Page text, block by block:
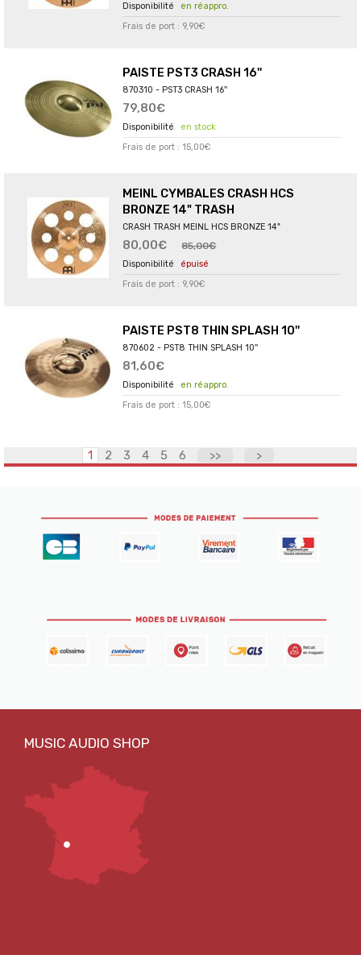
en réappro.
Frais de port : 9,90€
PAISTE PST3 CRASH 16''
870310 - PST3 CRASH 16''
79,80€
en stock
Frais de port : 15,00€
MEINL CYMBALES CRASH HCS
BRONZE 14" TRASH
CRASH TRASH MEINL HCS BRONZE 14"
80,00€ 85,00€
épuisé
Frais de port : 9,90€
PAISTE PST8 THIN SPLASH 10''
870602 - PST8 THIN SPLASH 10''
81,60€
en réappro.
Frais de port : 15,00€
1 2 3 4 5 6 >> >